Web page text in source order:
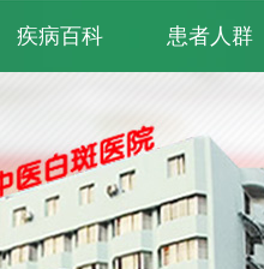
疾病百科 患者人群